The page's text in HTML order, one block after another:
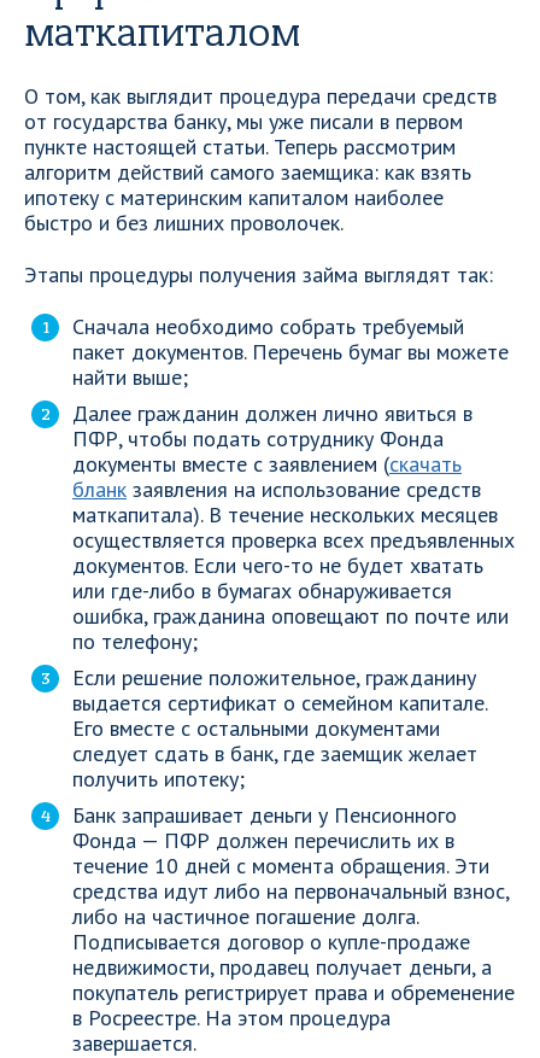
маткапиталом
О том, как выглядит процедура передачи средств
от государства банку, мы уже писали в первом
пункте настоящей статьи. Теперь рассмотрим
алгоритм действий самого заемщика: как взять
ипотеку с материнским капиталом наиболее
быстро и без лишних проволочек.
Этапы процедуры получения займа выглядят так:
Сначала необходимо собрать требуемый
пакет документов. Перечень бумаг вы можете
найти выше;
Далее гражданин должен лично явиться в
ПФР, чтобы подать сотруднику Фонда
документы вместе с заявлением (скачать
бланк заявления на использование средств
маткапитала). В течение нескольких месяцев
осуществляется проверка всех предъявленных
документов. Если чего-то не будет хватать
или где-либо в бумагах обнаруживается
ошибка, гражданина оповещают по почте или
по телефону;
Если решение положительное, гражданину
выдается сертификат о семейном капитале.
Его вместе с остальными документами
следует сдать в банк, где заемщик желает
получить ипотеку;
Банк запрашивает деньги у Пенсионного
Фонда — ПФР должен перечислить их в
течение 10 дней с момента обращения. Эти
средства идут либо на первоначальный взнос,
либо на частичное погашение долга.
Подписывается договор о купле-продаже
недвижимости, продавец получает деньги, а
покупатель регистрирует права и обременение
в Росреестре. На этом процедура
завершается.